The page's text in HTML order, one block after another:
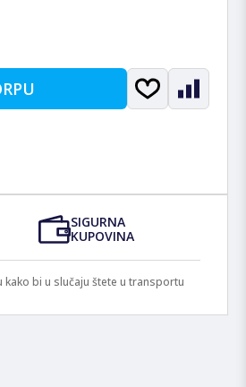
SIGURNA
KUPOVINA
kako bi u slučaju štete u transportu